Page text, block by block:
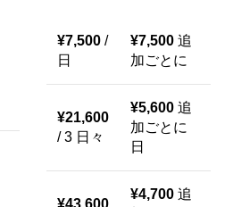
¥7,500 /
日
¥7,500 追
加ごとに
¥21,600
/ 3 日々
¥5,600 追
加ごとに
日
¥43,600
¥4,700 追